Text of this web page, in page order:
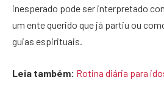
inesperado pode ser interpretado
um ente querido que já partiu ou
guias espirituais.
Leia também: Rotina diária para